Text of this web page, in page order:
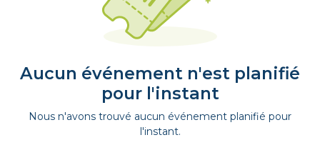
Aucun événement n'est planifié
pour l'instant
Nous n'avons trouvé aucun événement planifié pour
l'instant.